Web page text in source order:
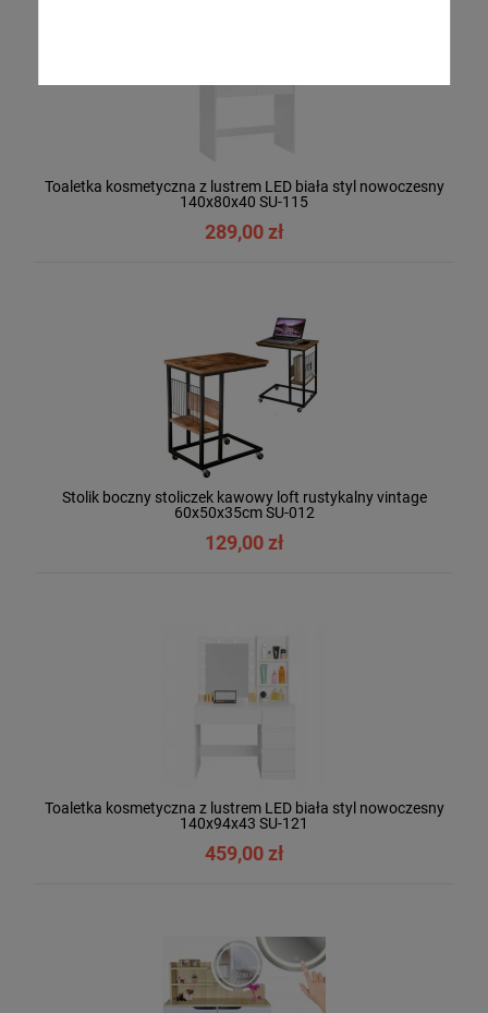
Toaletka kosmetyczna z lustrem LED biała styl nowoczesny
140x80x40 SU-115
289,00 zł
Stolik boczny stoliczek kawowy loft rustykalny vintage
60x50x35cm SU-012
129,00 zł
Toaletka kosmetyczna z lustrem LED biała styl nowoczesny
140x94x43 SU-121
459,00 zł